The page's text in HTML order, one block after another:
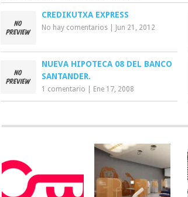
CREDIKUTXA EXPRESS
No hay comentarios Jun 21, 2012
NUEVA HIPOTECA 08 DEL BANCO
SANTANDER.
1 comentario Ene 17, 2008